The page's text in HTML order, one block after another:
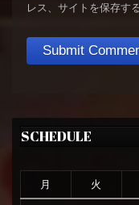
レス、サイトを保存する
SCHEDULE
月 火